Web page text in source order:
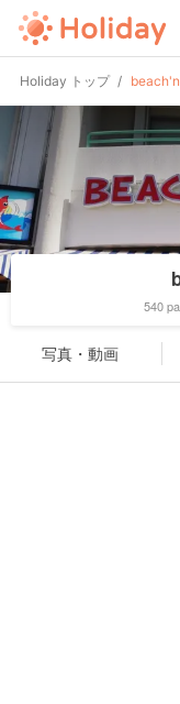
Holiday トップ
540
写真・動画